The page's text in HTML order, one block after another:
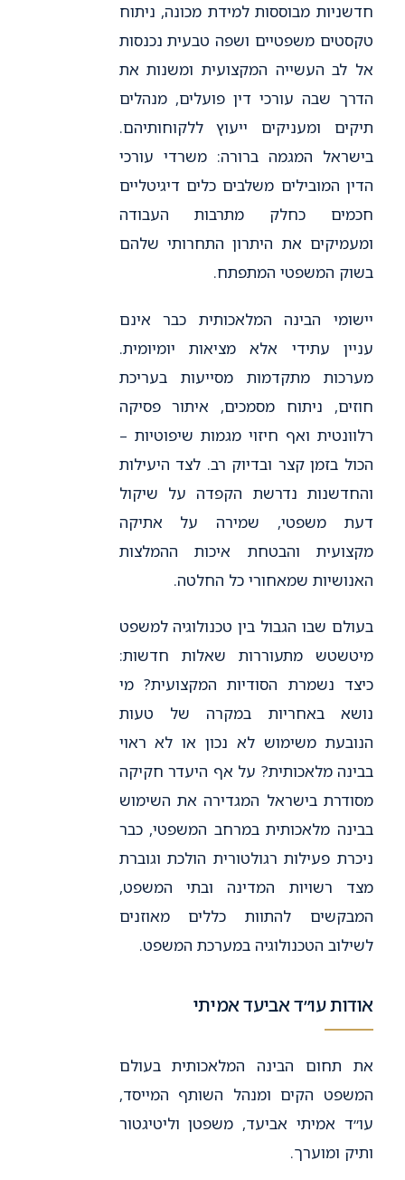
חדשניות מבוססות למידת מכונה, ניתוח
טקסטים משפטיים ושפה טבעית נכנסות
אל לב העשייה המקצועית ומשנות את
הדרך שבה עורכי דין פועלים, מנהלים
תיקים ומעניקים ייעוץ ללקוחותיהם.
בישראל המגמה ברורה: משרדי עורכי
הדין המובילים משלבים כלים דיגיטליים
חכמים כחלק מתרבות העבודה
ומעמיקים את היתרון התחרותי שלהם
בשוק המשפטי המתפתח.
יישומי הבינה המלאכותית כבר אינם
עניין עתידי אלא מציאות יומיומית.
מערכות מתקדמות מסייעות בעריכת
חוזים, ניתוח מסמכים, איתור פסיקה
רלוונטית ואף חיזוי מגמות שיפוטיות –
הכול בזמן קצר ובדיוק רב. לצד היעילות
והחדשנות נדרשת הקפדה על שיקול
דעת משפטי, שמירה על אתיקה
מקצועית והבטחת איכות ההמלצות
האנושיות שמאחורי כל החלטה.
בעולם שבו הגבול בין טכנולוגיה למשפט
מיטשטש מתעוררות שאלות חדשות:
כיצד נשמרת הסודיות המקצועית? מי
נושא באחריות במקרה של טעות
הנובעת משימוש לא נכון או לא ראוי
בבינה מלאכותית? על אף היעדר חקיקה
מסודרת בישראל המגדירה את השימוש
בבינה מלאכותית במרחב המשפטי, כבר
ניכרת פעילות רגולטורית הולכת וגוברת
מצד רשויות המדינה ובתי המשפט,
המבקשים להתוות כללים מאוזנים
לשילוב הטכנולוגיה במערכת המשפט.
אודות עו״ד אביעד אמיתי
את תחום הבינה המלאכותית בעולם
המשפט הקים ומנהל השותף המייסד,
עו״ד אמיתי אביעד, משפטן וליטיגטור
ותיק ומוערך.